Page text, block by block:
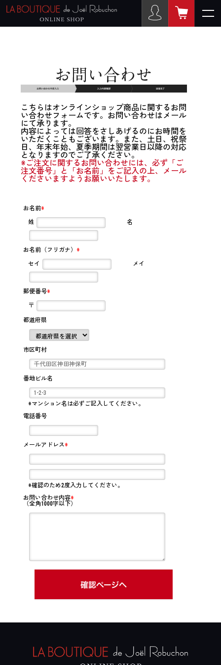
こちらはオンラインショップ商品に関するお問
い合わせフォームです。お問い合わせはメール
にて承ります。
内容によっては回答をさしあげるのにお時間を
いただくこともございます。また、土日、祝祭
日、年末年始、夏季期間は翌営業日以降の対応
となりますのでご了承ください。
※ご注文に関するお問い合わせには、必ず「ご
注文番号」と「お名前」をご記入の上、メール
くださいますようお願いいたします。
お名前※
姓 名
お名前（フリガナ） ※
セイ メイ
郵便番号※
〒
都道府県
市区町村
番地ビル名
※マンション名は必ずご記入してください。
電話番号
メールアドレス※
※確認のため2度入力してください。
お問い合わせ内容※
（全角1000字以下）